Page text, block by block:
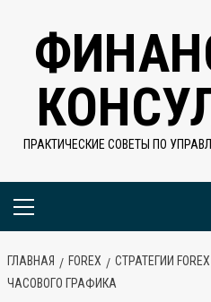
содержимому
ПРАКТИЧЕСКИЕ СОВЕТЫ ПО
Основное
ГЛАВНАЯ FOREX СТРАТЕГИИ FOREX
ЧАСОВОГО ГРАФИКА